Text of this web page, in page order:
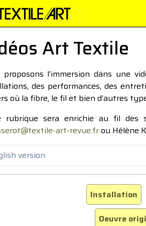
Art Textile
proposons l’immersion dans une
des performances, des
où la fibre, le fil et bien d’autres
rubrique sera enrichie au fil des
art-revue.frou Hélène
version
Installation
Oeuvre